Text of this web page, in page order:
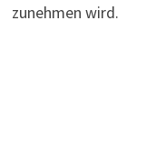
zunehmen wird.